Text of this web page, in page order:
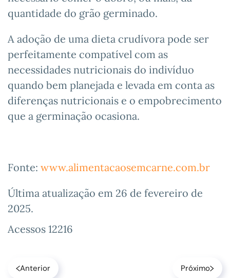
quantidade do grão germinado.
A adoção de uma dieta crudívora pode ser
perfeitamente compatível com as
necessidades nutricionais do indivíduo
quando bem planejada e levada em conta as
diferenças nutricionais e o empobrecimento
que a germinação ocasiona.
Fonte: www.alimentacaosemcarne.com.br
Última atualização em 26 de fevereiro de
2025.
Acessos 12216
Anterior Próximo